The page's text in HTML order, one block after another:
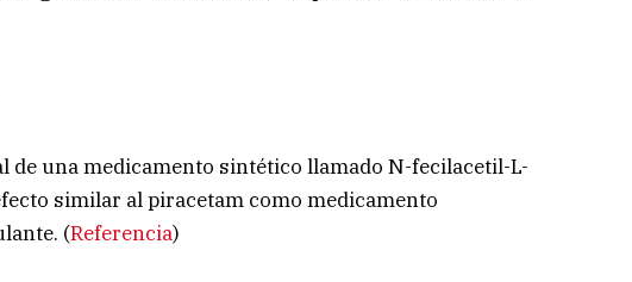
de una medicamento sintético llamado N-fecilacetil-L-
similar al piracetam como medicamento
(Referencia)